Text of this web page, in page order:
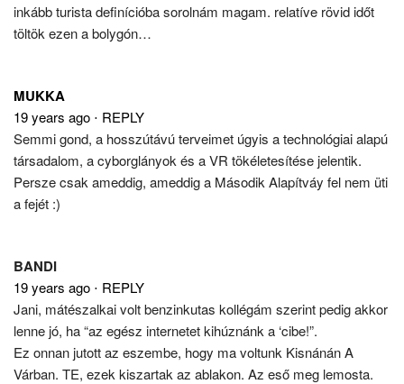
inkább turista definícióba sorolnám magam. relatíve rövid időt
töltök ezen a bolygón…
MUKKA
19 years ago ⋅ REPLY
Semmi gond, a hosszútávú terveimet úgyis a technológiai alapú
társadalom, a cyborglányok és a VR tökéletesítése jelentik.
Persze csak ameddig, ameddig a Második Alapítváy fel nem üti
a fejét :)
BANDI
19 years ago ⋅ REPLY
Jani, mátészalkai volt benzinkutas kollégám szerint pedig akkor
lenne jó, ha “az egész internetet kihúznánk a ‘cibe!”.
Ez onnan jutott az eszembe, hogy ma voltunk Kisnánán A
Várban. TE, ezek kiszartak az ablakon. Az eső meg lemosta.